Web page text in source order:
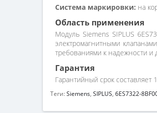
Система маркировки: на
Область применения
Модуль Siemens SIPLUS
электромагнитными
требованиями к надежности
Гарантия
Гарантийный срок
Теги:Siemens, SIPLUS, 6ES7322-